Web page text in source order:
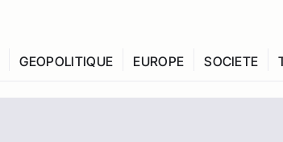
GEOPOLITIQUE EUROPE SOCIETE